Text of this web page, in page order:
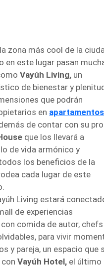
la zona más cool de la
en este lugar pasan
Vayúh Living, un
de bienestar y
que podrán
en apartamentos
de contar con su
que los llevará a
de vida armónico y
los beneficios de la
cada lugar de este
Living estará
de experiencias
comida de autor,
para vivir
y pareja, un espacio que
Vayúh Hotel, el último